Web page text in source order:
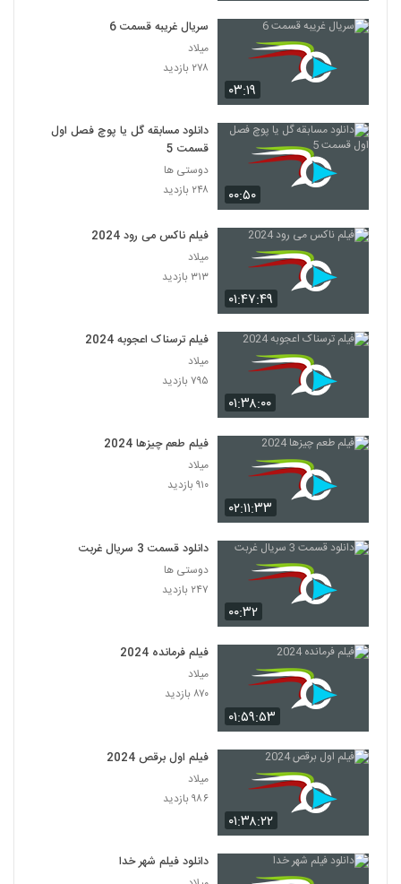
۰۳:۱۹
سریال غریبه قسمت 6
میلاد
۲۷۸ بازدید
۰۰:۵۰
دانلود مسابقه گل یا پوچ فصل اول
قسمت 5
دوستی ها
۲۴۸ بازدید
۰۱:۴۷:۴۹
فیلم ناکس می رود 2024
میلاد
۳۱۳ بازدید
۰۱:۳۸:۰۰
فیلم ترسناک اعجوبه 2024
میلاد
۷۹۵ بازدید
۰۲:۱۱:۳۳
فیلم طعم چیزها 2024
میلاد
۹۱۰ بازدید
۰۰:۳۲
دانلود قسمت 3 سریال غربت
دوستی ها
۲۴۷ بازدید
۰۱:۵۹:۵۳
فیلم فرمانده 2024
میلاد
۸۷۰ بازدید
۰۱:۳۸:۲۲
فیلم اول برقص 2024
میلاد
۹۸۶ بازدید
دانلود فیلم شهر خدا